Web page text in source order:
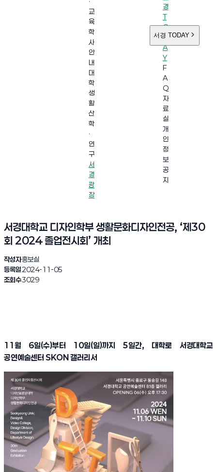
교
육
학
사
안
내
대
학
생
활
산
학
·
연
구
서
경
광
장
경
T
O
D
A
Y
F
A
Q
자
료
실
개
인
정
보
공
지
서경 TODAY
서경대학교 디자인학부 생활문화디자인전공, ‘제30
회 2024 졸업전시회’ 개최
작성자홍보실
등록일2024-11-05
조회수3029
11 월 6일(수)부터 10일(일)까지5일간, 대학로 서경대학교
공연예술센터 SKON갤러리서